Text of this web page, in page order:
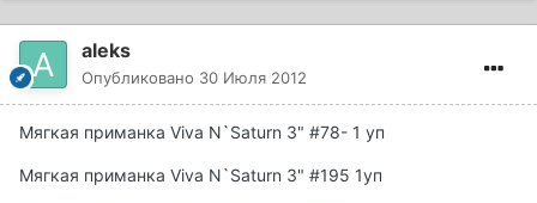
aleks
Опубликовано 30 Июля 2012
Мягкая приманка Viva N`Saturn 3" #78- 1 уп
Мягкая приманка Viva N`Saturn 3" #195 1уп